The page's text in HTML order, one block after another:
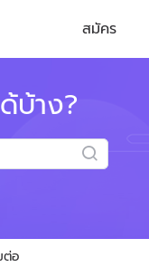
สมัคร
บ้าง?
ต่อ